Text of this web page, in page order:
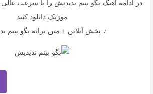
در ادامه آهنگ بگو بینم ندیدیش را با سرعت عالی
موزیک دانلود کنید
♪ پخش آنلاین + متن ترانه بگو بینم